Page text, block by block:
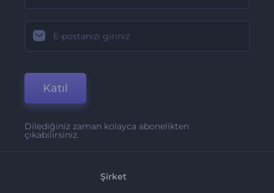
Katıl
Dilediğiniz zaman kolayca abonelikten
çıkabilirsiniz.
Şirket